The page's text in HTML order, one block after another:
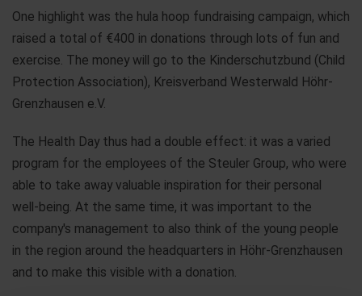
One highlight was the hula hoop fundraising campaign, which
raised a total of €400 in donations through lots of fun and
exercise. The money will go to the Kinderschutzbund (Child
Protection Association), Kreisverband Westerwald Höhr-
Grenzhausen e.V.
The Health Day thus had a double effect: it was a varied
program for the employees of the Steuler Group, who were
able to take away valuable inspiration for their personal
well-being. At the same time, it was important to the
company's management to also think of the young people
in the region around the headquarters in Höhr-Grenzhausen
and to make this visible with a donation.